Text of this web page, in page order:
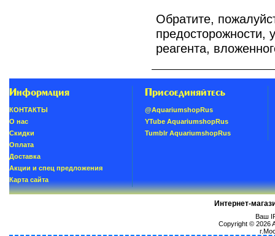
Обратите,
предосторожности,
реагента,
Информация
КОНТАКТЫ
О нас
Скидки
Oплатa
Доставка
Акции и спец предложения
Карта сайта
Присоединяйтесь
@AquariumshopRus
YTube AquariumshopRus
Tumblr AquariumshopRus
Интернет-
Ваш
Copyright © 2026